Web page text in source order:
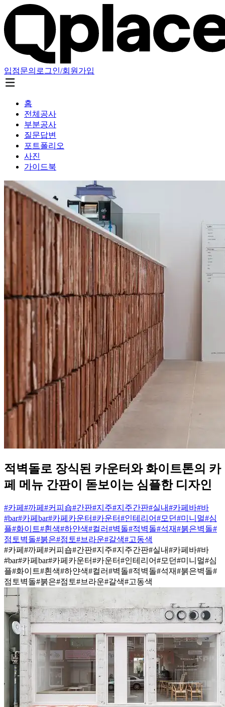
입점문의 로그인/회원가입
홈
전체공사
부분공사
질문답변
포트폴리오
사진
가이드북
적벽돌로 장식된 카운터와 화이트톤의 카
페 메뉴 간판이 돋보이는 심플한 디자인
#카페 #까페 #커피숍#간판#지주#지주간판#실내#카페바#바
#bar#카페bar#카페카운터#카운터#인테리어#모던#미니멀#심
플#화이트#흰색#하얀색#컬러#벽돌#적벽돌#석재#붉은벽돌#
점토벽돌#붉은#점토#브라운#갈색#고동색
#카페 #까페 #커피숍#간판#지주#지주간판#실내#카페바#바
#bar#카페bar#카페카운터#카운터#인테리어#모던#미니멀#심
플#화이트#흰색#하얀색#컬러#벽돌#적벽돌#석재#붉은벽돌#
점토벽돌#붉은#점토#브라운#갈색#고동색